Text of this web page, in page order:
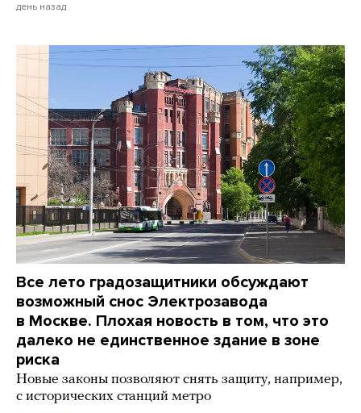
день назад
Все лето градозащитники обсуждают
возможный снос Электрозавода
в Москве. Плохая новость в том, что это
далеко не единственное здание в зоне
риска
Новые законы позволяют снять защиту, например,
с исторических станций метро